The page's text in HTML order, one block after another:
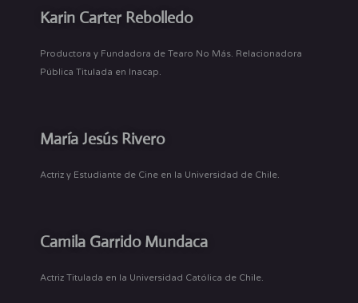
Karin Carter Rebolledo
Productora y Fundadora de Tearo No Más. Relacionadora
Pública Titulada en Inacap.
María Jesús Rivero
Actriz y Estudiante de Cine en la Universidad de Chile.
Camila Garrido Mundaca
Actriz Titulada en la Universidad Católica de Chile.